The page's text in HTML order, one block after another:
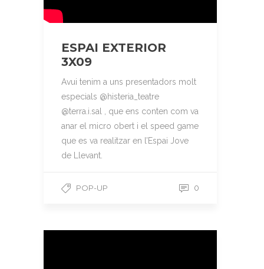
ESPAI EXTERIOR
3X09
Avui tenim a uns presentadors molt
especials @histeria_teatre
@terra.i.sal , que ens conten com va
anar el micro obert i el speed game
que es va realitzar en l’Espai Jove
de Llevant.
POP-UP 0